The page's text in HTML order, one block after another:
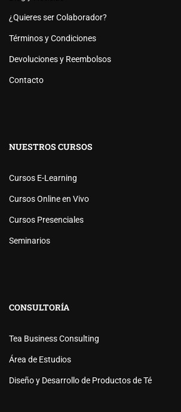
¿Quieres ser Colaborador?
Términos y Condiciones
Devoluciones y Reembolsos
Contacto
NUESTROS CURSOS
Cursos E-Learning
Cursos Online en Vivo
Cursos Presenciales
Seminarios
CONSULTORÍA
Tea Business Consulting
Área de Estudios
Diseño y Desarrollo de Productos de Té